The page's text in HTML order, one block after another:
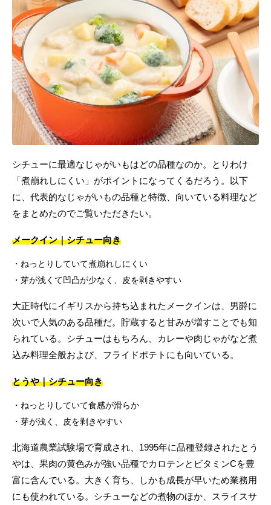
シチューに最適なじゃがいもはどの品種なのか。とりわけ
「煮崩れしにくい」がポイントになってくるだろう。以下
に、代表的なじゃがいもの品種と特徴、向いている料理など
をまとめたのでご覧いただきたい。
メークイン｜シチュー向き
ねっとりしていて煮崩れしにくい
芽が浅くて凹凸が少なく、皮を剥きやすい
大正時代にイギリスから持ち込まれたメークインは、男爵に
次いで人気のある品種だ。貯蔵すると甘みが増すことでも知
られている。シチューはもちろん、カレーや肉じゃがなど煮
込み料理全般および、フライドポテトにも向いている。
とうや｜シチュー向き
ねっとりしていて食感が滑らか
芽が浅く、皮を剥きやすい
北海道農業試験場で育成され、1995年に品種登録されたとう
やは、果肉の黄色みが強い品種でカロテンとビタミンCを豊
富に含んでいる。大きく育ち、しかも成長が早いため業務用
にも使われている。シチューなどの煮物のほか、スライスサ